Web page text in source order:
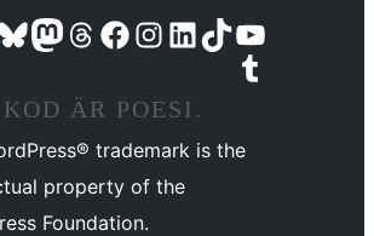
konto (f.d. Twitter)
Besök vårt Bluesky-konto
Besök vårt Mastodon-kontoBesök vårt Thread-konto
Besök vår Facebook-sidaBesök vårt Instagram-kontoBesök vårt LinkedIn-konto
Besök vårt TikTok-konto
Besök vår YouTube-kanal
Besök vårt Tumblr-konto
KOD ÄR POESI.
trademark is the
property of the
Foundation.